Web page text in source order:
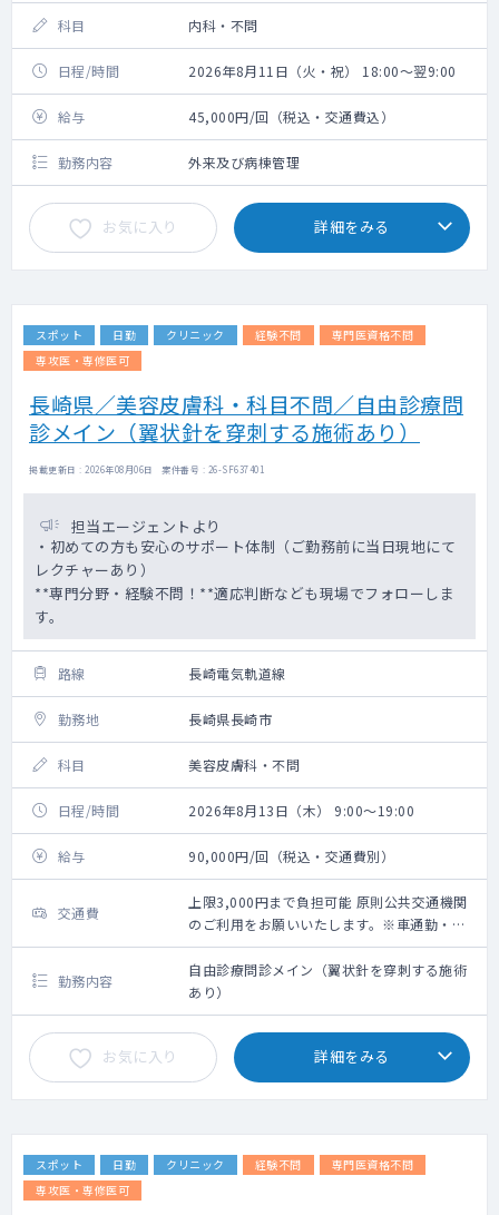
科目 内科・不問
日程/時間 2026年8月11日（火・祝） 18:00～翌9:00
給与 45,000円/回（税込・交通費込）
勤務内容 外来及び病棟管理
お気に入り 詳細をみる
スポット 日勤 クリニック 経験不問
専門医資格不問
専攻医・専修医可
長崎県／美容皮膚科・科目不問／自由診療問
診メイン（翼状針を穿刺する施術あり）
掲載更新日 : 2026年08月06日 案件番号 : 26-SF637401
担当エージェントより
・初めての方も安心のサポート体制（ご勤務前に当日現地にて
レクチャーあり）
**専門分野・経験不問！**適応判断なども現場でフォローしま
す。
路線 長崎電気軌道線
勤務地 長崎県長崎市
科目 美容皮膚科・不問
日程/時間 2026年8月13日（木） 9:00～19:00
給与 90,000円/回（税込・交通費別）
交通費
上限3,000円まで負担可能 原則公共交通機関
のご利用をお願いいたします。※車通勤・タ
クシー利用要相談
勤務内容
自由診療問診メイン（翼状針を穿刺する施術
あり）
お気に入り 詳細をみる
スポット 日勤 クリニック 経験不問
専門医資格不問
専攻医・専修医可